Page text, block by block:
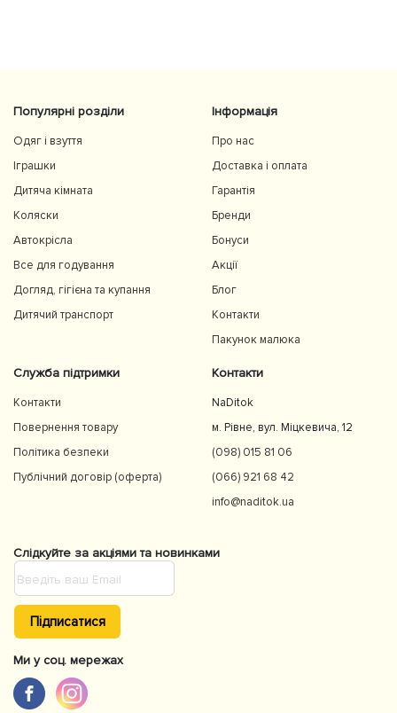
Популярні розділи
Одяг і взуття
Іграшки
Дитяча кімната
Коляски
Автокрісла
Все для годування
Догляд, гігієна та купання
Дитячий транспорт
Інформація
Про нас
Доставка і оплата
Гарантія
Бренди
Бонуси
Акції
Блог
Контакти
Пакунок малюка
Служба підтримки
Контакти
Повернення товару
Політика безпеки
Публічний договір (оферта)
Контакти
NaDitok
м. Рівне, вул. Міцкевича, 12
(098) 015 81 06
(066) 921 68 42
info@naditok.ua
Слідкуйте за акціями та новинками
Підписатися
Ми у соц. мережах